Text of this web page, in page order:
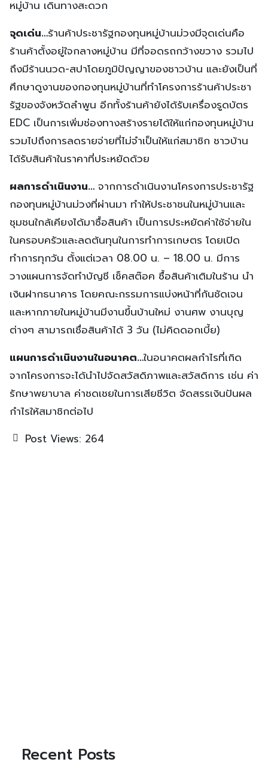
หมู่บ้าน เดินทางสะดวก
จุดเด่น…ร้านค้าประชารัฐกองทุนหมู่บ้านม่วงมีจุดเด่นคือ
ร้านค้าตั้งอยู่ใจกลางหมู่บ้าน มีที่จอดรถกว้างขวาง รวมไป
ถึงมีร้านนวด-สปาโดยภูมิปัญญาของชาวบ้าน และยังเป็นที่
ศึกษาดูงานของกองทุนหมู่บ้านที่ทำโครงการร้านค้าประชา
รัฐของจังหวัดลำพูน อีกทั้งร้านค้ายังได้รับเครื่องรูดบัตร
EDC เป็นการเพิ่มช่องทางสร้างรายได้ให้แก่กองทุนหมู่บ้าน
รวมไปถึงการลดรายจ่ายที่ไม่จำเป็นให้แก่สมาชิก ชาวบ้าน
ได้รับสินค้าในราคาที่ประหยัดด้วย
ผลการดำเนินงาน… จากการดำเนินงานโครงการประชารัฐ
กองทุนหมู่บ้านม่วงที่ผ่านมา ทำให้ประชาชนในหมู่บ้านและ
ชุมชนใกล้เคียงได้มาซื้อสินค้า เป็นการประหยัดค่าใช้จ่ายใน
ในครอบครัวและลดต้นทุนในการทำการเกษตร โดยเปิด
ทำการทุกวัน ตั้งแต่เวลา 08.00 น. – 18.00 น. มีการ
วางแผนการจัดทำบัญชี เช็คสต๊อค ซื้อสินค้าเติมในร้าน นำ
เงินฝากธนาคาร โดยคณะกรรมการแบ่งหน้าที่กันชัดเจน
และหากภายในหมู่บ้านมีงานขึ้นบ้านใหม่ งานศพ งานบุญ
ต่างๆ สามารถเชื่อสินค้าได้ 3 วัน (ไม่คิดดอกเบี้ย)
แผนการดำเนินงานในอนาคต…ในอนาคตผลกำไรที่เกิด
จากโครงการจะได้นำไปจัดสวัสดิภาพและสวัสดิการ เช่น ค่า
รักษาพยาบาล ค่าชดเชยในการเสียชีวิต จัดสรรเงินปันผล
กำไรให้สมาชิกต่อไป
Post Views: 264
Recent Posts